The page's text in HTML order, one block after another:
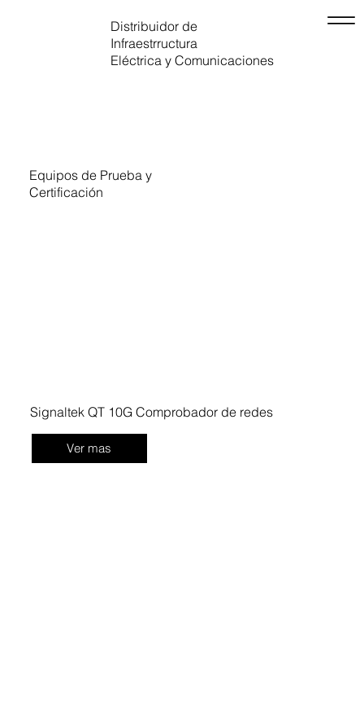
Distribuidor de
Infraestrructura
Eléctrica y Comunicaciones
Equipos de Prueba y
Certificación
Signaltek QT 10G Comprobador de redes
Ver mas